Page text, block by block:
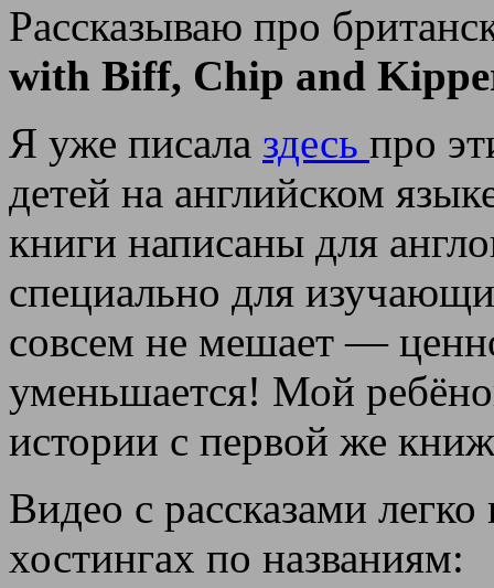
Рассказываю про
with Biff, Chip and
Я уже писала здесь про
детей на английском
книги написаны для
специально для
совсем не мешает —
уменьшается! Мой
истории с первой же
Видео с рассказами
хостингах по названиям: